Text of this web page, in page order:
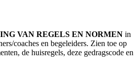
VAN REGELS EN NORMEN in
coaches en begeleiders. Zien toe op
de huisregels, deze gedragscode en